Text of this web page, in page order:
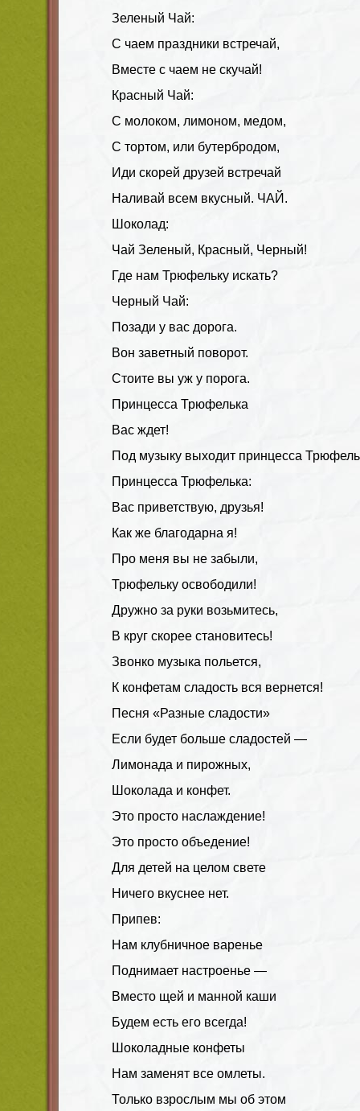
Зеленый Чай:
С чаем праздники встречай,
Вместе с чаем не скучай!
Красный Чай:
С молоком, лимоном, медом,
С тортом, или бутербродом,
Иди скорей друзей встречай
Наливай всем вкусный. ЧАЙ.
Шоколад:
Чай Зеленый, Красный, Черный!
Где нам Трюфельку искать?
Черный Чай:
Позади у вас дорога.
Вон заветный поворот.
Стоите вы уж у порога.
Принцесса Трюфелька
Вас ждет!
Под музыку выходит принцесса
Принцесса Трюфелька:
Вас приветствую, друзья!
Как же благодарна я!
Про меня вы не забыли,
Трюфельку освободили!
Дружно за руки возьмитесь,
В круг скорее становитесь!
Звонко музыка польется,
К конфетам сладость вся вернется!
Песня «Разные сладости»
Если будет больше сладостей —
Лимонада и пирожных,
Шоколада и конфет.
Это просто наслаждение!
Это просто объедение!
Для детей на целом свете
Ничего вкуснее нет.
Припев:
Нам клубничное варенье
Поднимает настроенье —
Вместо щей и манной каши
Будем есть его всегда!
Шоколадные конфеты
Нам заменят все омлеты.
Только взрослым мы об этом